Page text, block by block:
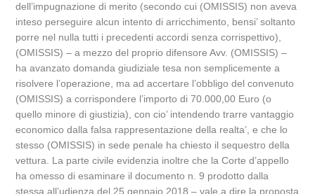
dell’impugnazione di merito (secondo cui (OMISSIS) non aveva
inteso perseguire alcun intento di arricchimento, bensi’ soltanto
porre nel nulla tutti i precedenti accordi senza corrispettivo),
(OMISSIS) – a mezzo del proprio difensore Avv. (OMISSIS) –
ha avanzato domanda giudiziale tesa non semplicemente a
risolvere l’operazione, ma ad accertare l’obbligo del convenuto
(OMISSIS) a corrispondere l’importo di 70.000,00 Euro (o
quello minore di giustizia), con cio’ intendendo trarre vantaggio
economico dalla falsa rappresentazione della realta’, e che lo
stesso (OMISSIS) in sede penale ha chiesto il sequestro della
vettura. La parte civile evidenzia inoltre che la Corte d’appello
ha omesso di esaminare il documento n. 9 prodotto dalla
stessa all’udienza del 25 gennaio 2018 – vale a dire la proposta